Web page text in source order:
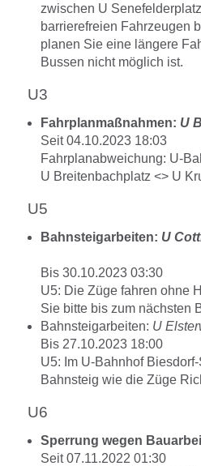
zwischen U
barrierefreien Fahrzeugen
planen Sie eine längere
Bussen nicht möglich ist.
U3
Fahrplanmaßnahmen: U
Seit 04.10.2023 18:03
Fahrplanabweichung: U-
U Breitenbachplatz <> U
U5
Bahnsteigarbeiten: U
Bis 30.10.2023 03:30
U5: Die Züge fahren ohne
Sie bitte bis zum nächsten
Bahnsteigarbeiten: U
Bis 27.10.2023 18:00
U5: Im U-Bahnhof
Bahnsteig wie die Züge
U6
Sperrung wegen
Seit 07.11.2022 01:30